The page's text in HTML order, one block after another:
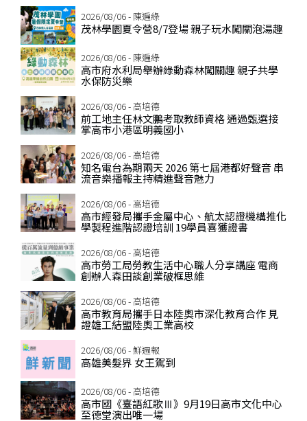
2026/08/06 - 陳遍綠
茂林學園夏令營8/7登場 親子玩水闖關泡湯趣
2026/08/06 - 陳遍綠
高市府水利局舉辦綠動森林闖關趣 親子共學
水保防災樂
2026/08/06 - 高培德
前工地主任林文鵬考取教師資格 通過甄選接
掌高市小港區明義國小
2026/08/06 - 高培德
知名電台為期兩天 2026 第七屆港都好聲音 串
流音樂播報主持精進聲音魅力
2026/08/06 - 高培德
高市經發局攜手金屬中心、航太認證機構推化
學製程進階認證培訓 19學員喜獲證書
2026/08/06 - 高培德
高市勞工局勞教生活中心職人分享講座 電商
創辦人森田談創業破框思維
2026/08/06 - 高培德
高市教育局攜手日本陸奧市深化教育合作 見
證雄工結盟陸奧工業高校
2026/08/06 - 鮮週報
高雄美髮界 女王駕到
2026/08/06 - 高培德
高市國《臺語紅歌Ⅲ》9月19日高市文化中心
至德堂演出唯一場